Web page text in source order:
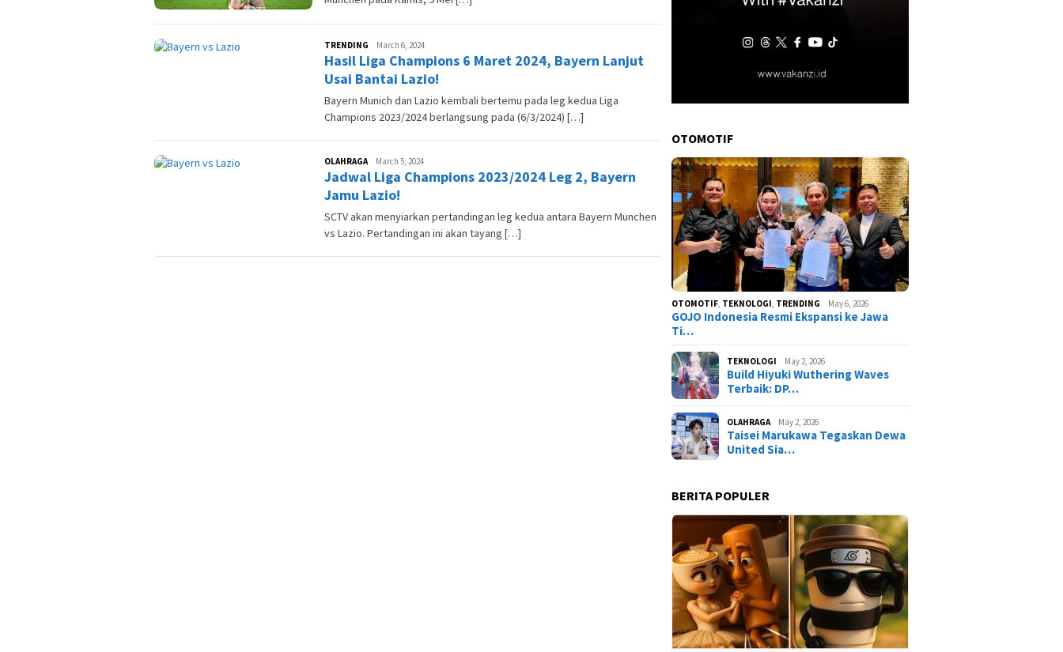
TRENDING Andesma
Candra
March 6, 2024
Hasil Liga Champions 6 Maret 2024, Bayern Lanjut
Usai Bantai Lazio!
Bayern Munich dan Lazio kembali bertemu pada leg kedua Liga
Champions 2023/2024 berlangsung pada (6/3/2024) […]
OLAHRAGAAndesma
Candra
March 5, 2024
Jadwal Liga Champions 2023/2024 Leg 2, Bayern
Jamu Lazio!
SCTV akan menyiarkan pertandingan leg kedua antara Bayern Munchen
vs Lazio. Pertandingan ini akan tayang […]
OTOMOTIF
OTOMOTIF, TEKNOLOGI, TRENDING May 6, 2026
GOJO Indonesia Resmi Ekspansi ke Jawa
Ti…
TEKNOLOGI May 2, 2026
Build Hiyuki Wuthering Waves
Terbaik: DP…
OLAHRAGA May 2, 2026
Taisei Marukawa Tegaskan Dewa
United Sia…
BERITA POPULER